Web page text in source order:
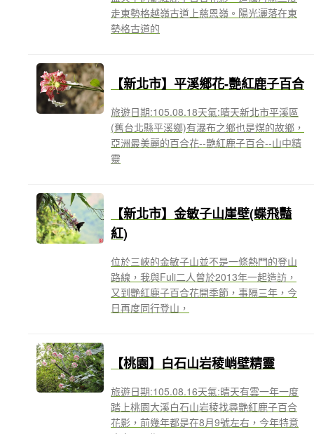
走東勢格越嶺古道上慈恩嶺。陽光灑落在東
勢格古道的
【新北市】平溪鄉花-艷紅鹿子百合
旅遊日期:105.08.18天氣:晴天新北市平溪區
(舊台北縣平溪鄉)有瀑布之鄉也是煤的故鄉，
亞洲最美麗的百合花--艷紅鹿子百合--山中精
靈
【新北市】金敏子山崖壁(蝶飛豔
紅)
位於三峽的金敏子山並不是一條熱門的登山
路線，我與Fuli二人曾於2013年一起造訪，
又到艷紅鹿子百合花開季節，事隔三年，今
日再度同行登山，
【桃園】白石山岩稜峭壁精靈
旅遊日期:105.08.16天氣:晴天有雲一年一度
踏上桃園大溪白石山岩稜找尋艷紅鹿子百合
花影，前幾年都是在8月9號左右，今年特意